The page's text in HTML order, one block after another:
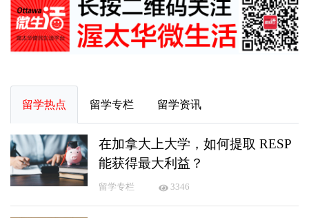
留学热点 留学专栏 留学资讯
在加拿大上大学，如何提取 RESP
能获得最大利益？
留学专栏 3346